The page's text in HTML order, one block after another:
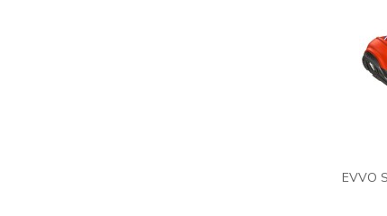
EVVO